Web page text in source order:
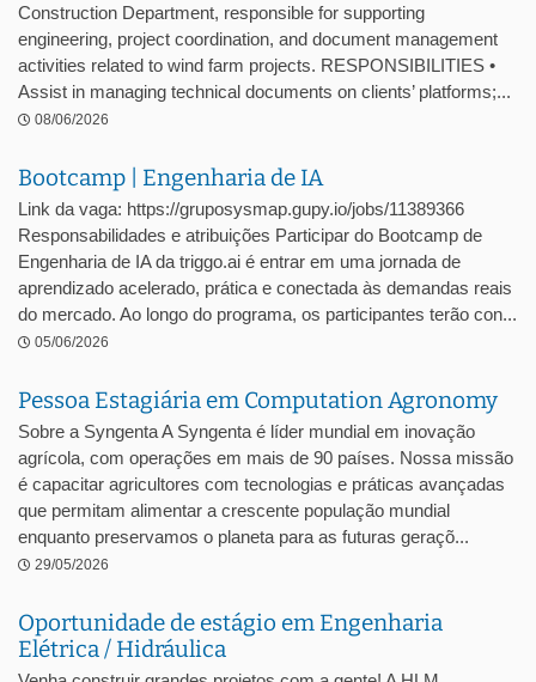
Construction Department, responsible for supporting
engineering, project coordination, and document management
activities related to wind farm projects. RESPONSIBILITIES •
Assist in managing technical documents on clients’ platforms;...
08/06/2026
Bootcamp | Engenharia de IA
Link da vaga: https://gruposysmap.gupy.io/jobs/11389366
Responsabilidades e atribuições Participar do Bootcamp de
Engenharia de IA da triggo.ai é entrar em uma jornada de
aprendizado acelerado, prática e conectada às demandas reais
do mercado. Ao longo do programa, os participantes terão con...
05/06/2026
Pessoa Estagiária em Computation Agronomy
Sobre a Syngenta A Syngenta é líder mundial em inovação
agrícola, com operações em mais de 90 países. Nossa missão
é capacitar agricultores com tecnologias e práticas avançadas
que permitam alimentar a crescente população mundial
enquanto preservamos o planeta para as futuras geraçõ...
29/05/2026
Oportunidade de estágio em Engenharia
Elétrica / Hidráulica